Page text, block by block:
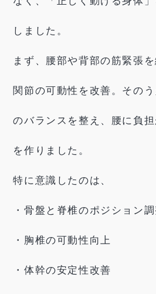
しました。
まず、腰部や背部の筋緊張
関節の可動性を改善。その
のバランスを整え、腰に負
を作りました。
特に意識したのは、
・骨盤と脊椎のポジション
・胸椎の可動性向上
・体幹の安定性改善